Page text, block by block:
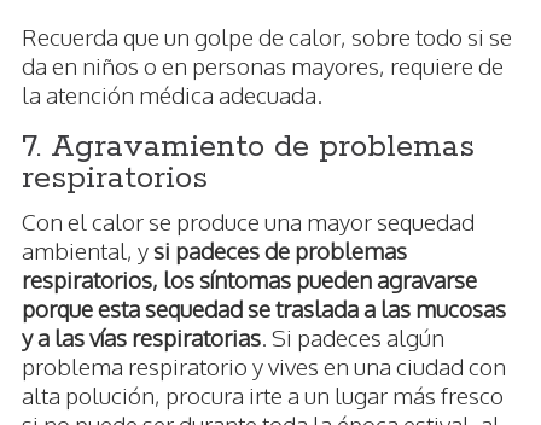
Recuerda que un golpe de calor, sobre todo si se
da en niños o en personas mayores, requiere de
la atención médica adecuada.
7. Agravamiento de problemas
respiratorios
Con el calor se produce una mayor sequedad
ambiental, ysi padeces de problemas
respiratorios, los síntomas pueden agravarse
porque esta sequedad se traslada a las mucosas
y a las vías respiratorias . Si padeces algún
problema respiratorio y vives en una ciudad con
alta polución, procura irte a un lugar más fresco